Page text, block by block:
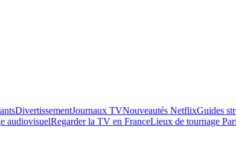
DivertissementJournaux TVNouveautés NetflixGuides
audiovisuelRegarder la TV en FranceLieux de tournage